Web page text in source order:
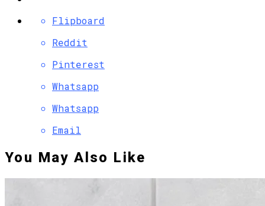
Flipboard
Reddit
Pinterest
Whatsapp
Whatsapp
Email
You May Also Like